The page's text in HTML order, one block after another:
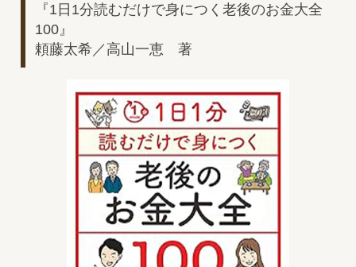
『1日1分読むだけで身につく老後のお金大全
100』
頼藤太希／高山一恵 著